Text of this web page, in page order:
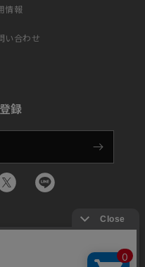
情報
い合わせ
録
Translation